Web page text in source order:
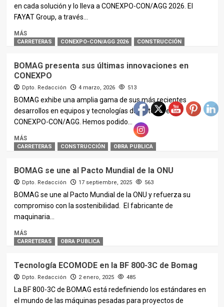
en cada solución y lo lleva a CONEXPO-CON/AGG 2026. El
FAYAT Group, a través...
MÁS
CARRETERAS CONEXPO-CON/AGG 2026 CONSTRUCCIÓN
BOMAG presenta sus últimas innovaciones en
CONEXPO
Dpto. Redacción 4 marzo, 2026 513
BOMAG exhibe una amplia gama de sus más recientes
desarrollos en equipos y tecnologías durante la feria
CONEXPO-CON/AGG. Hemos podido...
MÁS
CARRETERAS CONSTRUCCIÓN OBRA PUBLICA
BOMAG se une al Pacto Mundial de la ONU
Dpto. Redacción 17 septiembre, 2025 563
BOMAG se une al Pacto Mundial de la ONU y refuerza su
compromiso con la sostenibilidad. El fabricante de
maquinaria...
MÁS
CARRETERAS OBRA PUBLICA
Tecnología ECOMODE en la BF 800-3C de Bomag
Dpto. Redacción 2 enero, 2025 485
La BF 800-3C de BOMAG está redefiniendo los estándares en
el mundo de las máquinas pesadas para proyectos de